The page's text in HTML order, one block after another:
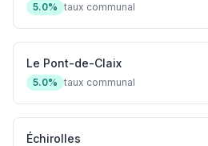
5.0% taux communal
Le Pont-de-Claix
5.0% taux communal
Échirolles